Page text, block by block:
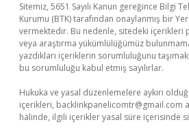
Sitemiz, 5651 Sayılı Kanun gereğince Bilgi
Kurumu (BTK) tarafından onaylanmış bir
vermektedir. Bu nedenle, sitedeki içerikleri
veya araştırma yükümlülüğümüz
yazdıkları içeriklerin sorumluluğunu
bu sorumluluğu kabul etmiş sayılırlar.
Hukuka ve yasal düzenlemelere aykırı
içerikleri, backlinkpanelicomtr@gmail.com
halinde, ilgili içerikler yasal süre içerisinde